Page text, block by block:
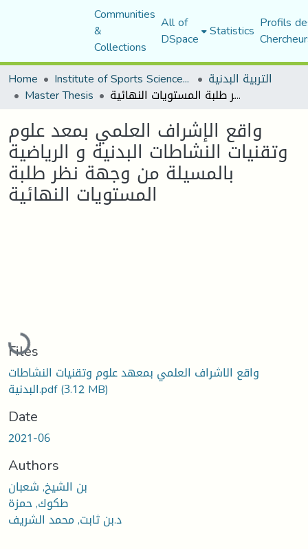
Communities
&
Collections
All of
DSpace Statistics Profils
Home
Institute of Sports Sciences and Techniques التربية البدنية
Master Thesis واقع الإشراف العلمي بمعد علوم وتقنيات النشاطات البدنية و الرياضية بالمسيلة من وجهة نظر طلبة المستويات النهائية
واقع الإشراف العلمي بمعد علوم
وتقنيات النشاطات البدنية و الرياضية
بالمسيلة من وجهة نظر طلبة
المستويات النهائية
Loading...
Files
واقع الاشراف العلمي بمعهد علوم وتقنيات النشاطات
البدنية.pdf(3.12 MB)
Date
2021-06
Authors
بن الشيخ, شعبان
طكوك, حمزة
د.بن ثابت, محمد الشريف